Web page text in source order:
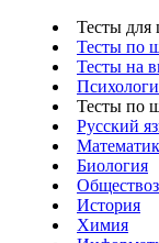
Тесты для
Тесты по
Тесты на
Тесты по
Русский
Биология
История
Химия